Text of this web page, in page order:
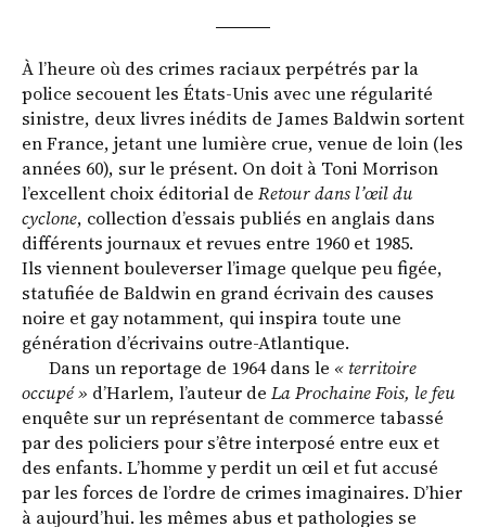
À l’heure où des crimes raciaux perpétrés par la
police secouent les États-Unis avec une régularité
sinistre, deux livres inédits de James Baldwin sortent
en France, jetant une lumière crue, venue de loin (les
années 60), sur le présent. On doit à Toni Morrison
l’excellent choix éditorial de Retour dans l’œil du
cyclone, collection d’essais publiés en anglais dans
différents journaux et revues entre 1960 et 1985.
Ils viennent bouleverser l’image quelque peu figée,
statufiée de Baldwin en grand écrivain des causes
noire et gay notamment, qui inspira toute une
génération d’écrivains outre‑Atlantique.
Dans un reportage de 1964 dans le « territoire
occupé » d’Harlem, l’auteur de La Prochaine Fois, le feu
enquête sur un représentant de commerce tabassé
par des policiers pour s’être interposé entre eux et
des enfants. L’homme y perdit un œil et fut accusé
par les forces de l’ordre de crimes imaginaires. D’hier
à aujourd’hui. les mêmes abus et pathologies se